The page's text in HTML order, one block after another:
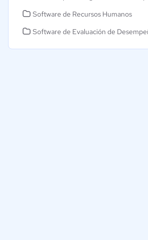
Software de Recursos Humanos
Software de Evaluación de